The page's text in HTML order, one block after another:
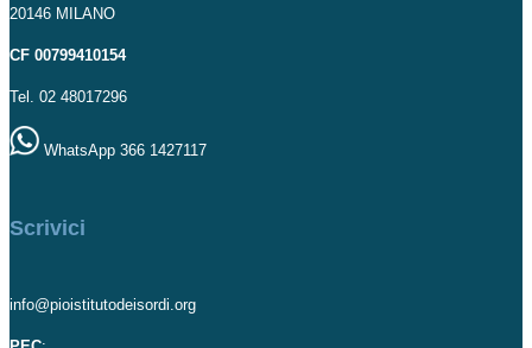
20146 MILANO
CF 00799410154
Tel. 02 48017296
WhatsApp 366 1427117
Scrivici
info@pioistitutodeisordi.org